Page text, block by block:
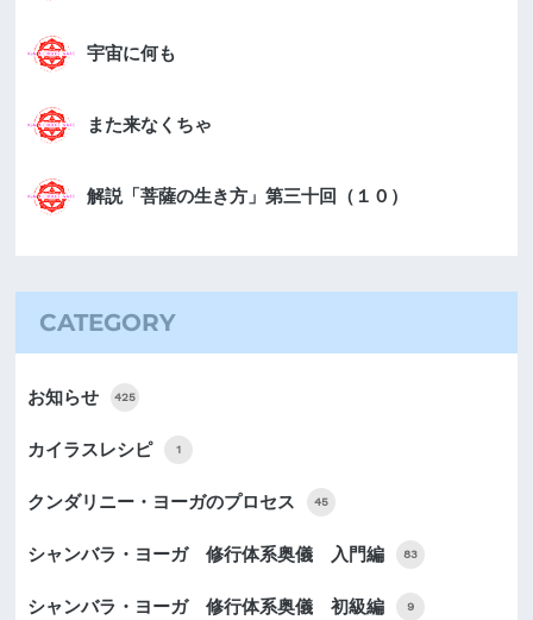
宇宙に何も
また来なくちゃ
解説「菩薩の生き方」第三十回（１０）
CATEGORY
お知らせ 425
カイラスレシピ 1
クンダリニー・ヨーガのプロセス 45
シャンバラ・ヨーガ 修行体系奥儀 入門編 83
シャンバラ・ヨーガ 修行体系奥儀 初級編 9